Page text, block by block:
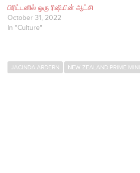
பிரிட்டனில் ஒரு ரிஷியின் ஆட்சி
October 31, 2022
In "Culture"
JACINDA ARDERN NEW ZEALAND PRIME